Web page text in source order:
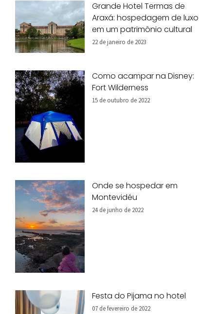
Grande Hotel Termas de
Araxá: hospedagem de luxo
em um patrimônio cultural
22 de janeiro de 2023
Como acampar na Disney:
Fort Wilderness
15 de outubro de 2022
Onde se hospedar em
Montevidéu
24 de junho de 2022
Festa do Pijama no hotel
07 de fevereiro de 2022